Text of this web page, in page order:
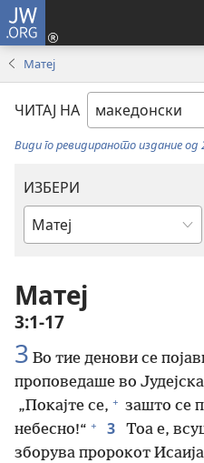
JW.ORG
Матеј
ЧИТАЈ НА
Види го ревидираното издание од
ИЗБЕРИ
Библиска
Матеј
3:1-17
3 Во тие денови се
проповедаше во
„Покајте се, + зашто се
небесно!“ + 3
Тоа е,
зборува пророкот Исаија